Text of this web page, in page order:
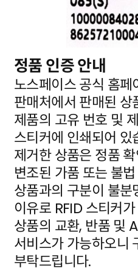
정품 인증 안내
노스페이스 공식 홈페
판매처에서 판매된 상
제품의 고유 번호 및
스티커에 인쇄되어 있
제거한 상품은 정품
변조된 가품 또는 불
상품과의 구분이 불분
이유로 RFID 스티커
상품의 교환, 반품 및
서비스가 가능하오니
부탁드립니다.